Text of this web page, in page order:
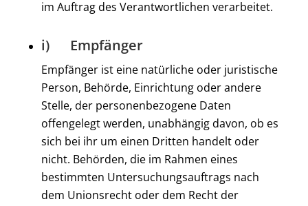
im Auftrag des Verantwortlichen verarbeitet.
i) Empfänger
Empfänger ist eine natürliche oder juristische
Person, Behörde, Einrichtung oder andere
Stelle, der personenbezogene Daten
offengelegt werden, unabhängig davon, ob es
sich bei ihr um einen Dritten handelt oder
nicht. Behörden, die im Rahmen eines
bestimmten Untersuchungsauftrags nach
dem Unionsrecht oder dem Recht der